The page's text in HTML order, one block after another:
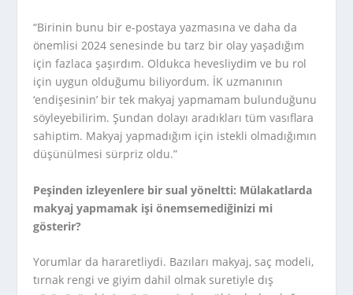
“Birinin bunu bir e-postaya yazmasına ve daha da
önemlisi 2024 senesinde bu tarz bir olay yaşadığım
için fazlaca şaşırdım. Oldukca hevesliydim ve bu rol
için uygun olduğumu biliyordum. İK uzmanının
‘endişesinin’ bir tek makyaj yapmamam bulunduğunu
söyleyebilirim. Şundan dolayı aradıkları tüm vasıflara
sahiptim. Makyaj yapmadığım için istekli olmadığımın
düşünülmesi sürpriz oldu.”
Peşinden izleyenlere bir sual yöneltti: Mülakatlarda
makyaj yapmamak işi önemsemediğinizi mi
gösterir?
Yorumlar da hararetliydi. Bazıları makyaj, saç modeli,
tırnak rengi ve giyim dahil olmak suretiyle dış